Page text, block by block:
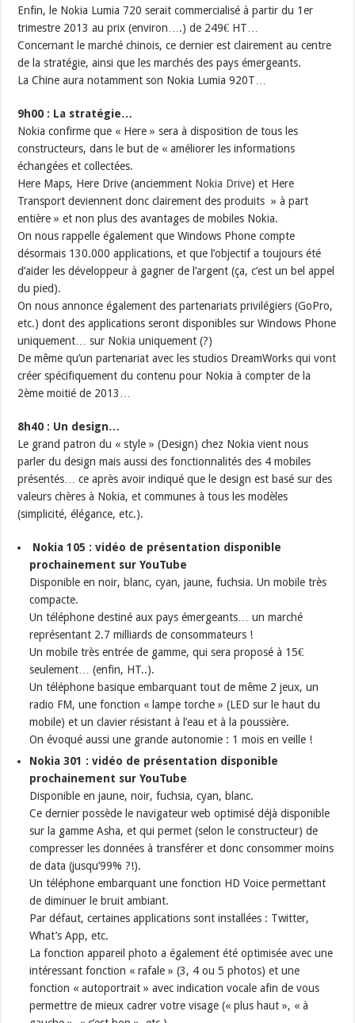
Enfin, le Nokia Lumia 720 serait commercialisé à partir du 1er
trimestre 2013 au prix (environ….) de 249€ HT…
Concernant le marché chinois, ce dernier est clairement au centre
de la stratégie, ainsi que les marchés des pays émergeants.
La Chine aura notamment son Nokia Lumia 920T…
9h00 : La stratégie…
Nokia confirme que « Here » sera à disposition de tous les
constructeurs, dans le but de « améliorer les informations
échangées et collectées.
Here Maps, Here Drive (anciemment Nokia Drive) et Here
Transport deviennent donc clairement des produits » à part
entière » et non plus des avantages de mobiles Nokia.
On nous rappelle également que Windows Phone compte
désormais 130.000 applications, et que l’objectif a toujours été
d’aider les développeur à gagner de l’argent (ça, c’est un bel appel
du pied).
On nous annonce également des partenariats privilégiers (GoPro,
etc.) dont des applications seront disponibles sur Windows Phone
uniquement… sur Nokia uniquement (?)
De même qu’un partenariat avec les studios DreamWorks qui vont
créer spécifiquement du contenu pour Nokia à compter de la
2ème moitié de 2013…
8h40 : Un design…
Le grand patron du « style » (Design) chez Nokia vient nous
parler du design mais aussi des fonctionnalités des 4 mobiles
présentés… ce après avoir indiqué que le design est basé sur des
valeurs chères à Nokia, et communes à tous les modèles
(simplicité, élégance, etc.).
Nokia 105 : vidéo de présentation disponible
prochainement sur YouTube
Disponible en noir, blanc, cyan, jaune, fuchsia. Un mobile très
compacte.
Un téléphone destiné aux pays émergeants… un marché
représentant 2.7 milliards de consommateurs !
Un mobile très entrée de gamme, qui sera proposé à 15€
seulement… (enfin, HT..).
Un téléphone basique embarquant tout de même 2 jeux, un
radio FM, une fonction « lampe torche » (LED sur le haut du
mobile) et un clavier résistant à l’eau et à la poussière.
On évoqué aussi une grande autonomie : 1 mois en veille !
Nokia 301 : vidéo de présentation disponible
prochainement sur YouTube
Disponible en jaune, noir, fuchsia, cyan, blanc.
Ce dernier possède le navigateur web optimisé déjà disponible
sur la gamme Asha, et qui permet (selon le constructeur) de
compresser les données à transférer et donc consommer moins
de data (jusqu’99% ?!).
Un téléphone embarquant une fonction HD Voice permettant
de diminuer le bruit ambiant.
Par défaut, certaines applications sont installées : Twitter,
What’s App, etc.
La fonction appareil photo a également été optimisée avec une
intéressant fonction « rafale » (3, 4 ou 5 photos) et une
fonction « autoportrait » avec indication vocale afin de vous
permettre de mieux cadrer votre visage (« plus haut », « à